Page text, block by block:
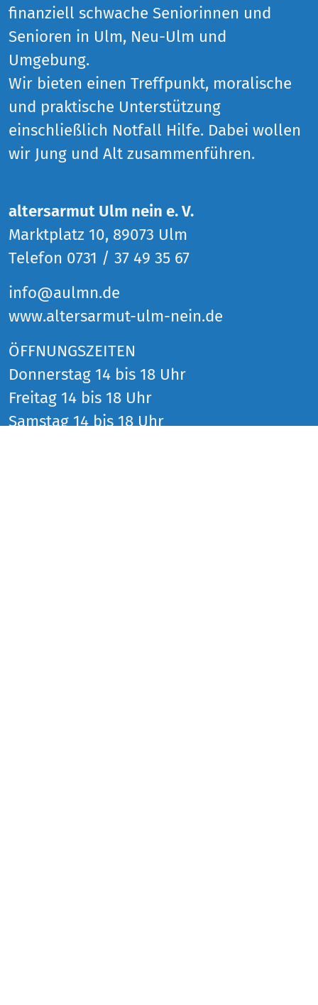
finanziell schwache Seniorinnen und
Senioren in Ulm, Neu-Ulm und
Umgebung.
Wir bieten einen Treffpunkt, moralische
und praktische Unterstützung
einschließlich Notfall Hilfe. Dabei wollen
wir Jung und Alt zusammenführen.
altersarmut Ulm nein e. V.
Marktplatz 10, 89073 Ulm
Telefon 0731 / 37 49 35 67
info@aulmn.de
www.altersarmut-ulm-nein.de
ÖFFNUNGSZEITEN
Donnerstag 14 bis 18 Uhr
Freitag 14 bis 18 Uhr
Samstag 14 bis 18 Uhr